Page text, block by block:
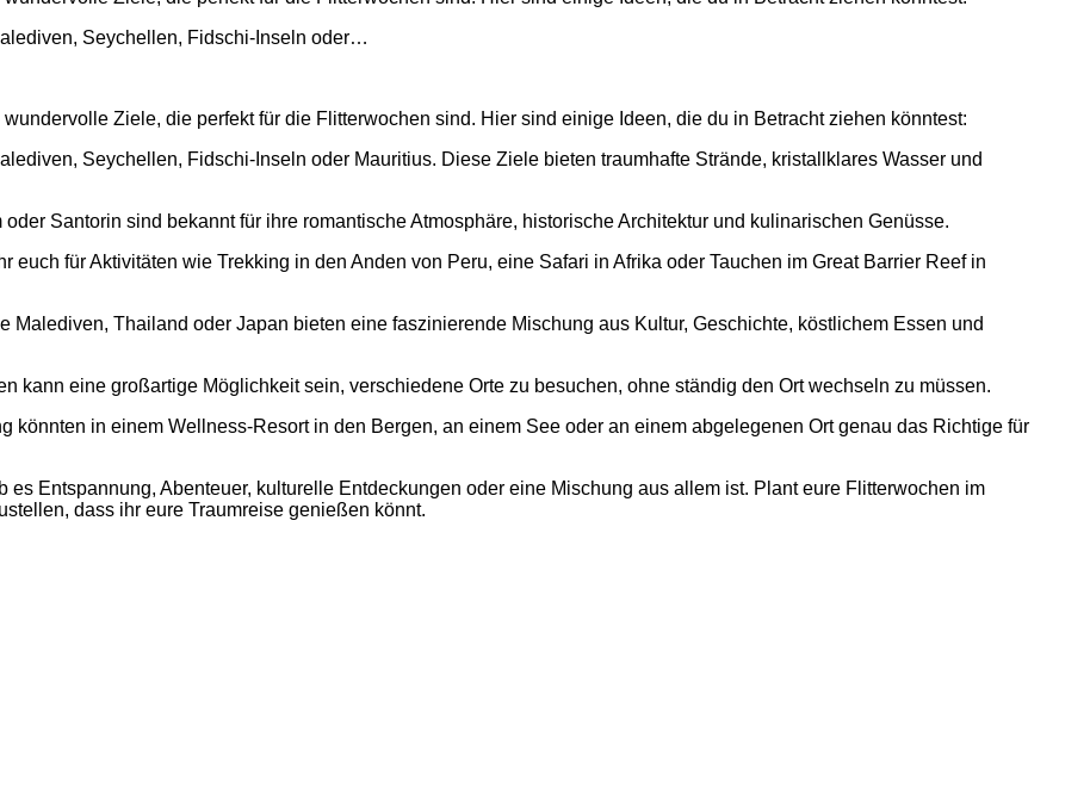
Seychellen, Fidschi-Inseln oder…
Ziele, die perfekt für die Flitterwochen sind. Hier sind einige Ideen, die du in Betracht ziehen könntest:
Seychellen, Fidschi-Inseln oder Mauritius. Diese Ziele bieten traumhafte Strände, kristallklares Wasser und
Santorin sind bekannt für ihre romantische Atmosphäre, historische Architektur und kulinarischen Genüsse.
euch für Aktivitäten wie Trekking in den Anden von Peru, eine Safari in Afrika oder Tauchen im Great Barrier Reef in
Malediven, Thailand oder Japan bieten eine faszinierende Mischung aus Kultur, Geschichte, köstlichem Essen und
kann eine großartige Möglichkeit sein, verschiedene Orte zu besuchen, ohne ständig den Ort wechseln zu müssen.
könnten in einem Wellness-Resort in den Bergen, an einem See oder an einem abgelegenen Ort genau das Richtige für
Entspannung, Abenteuer, kulturelle Entdeckungen oder eine Mischung aus allem ist. Plant eure Flitterwochen im
dass ihr eure Traumreise genießen könnt.